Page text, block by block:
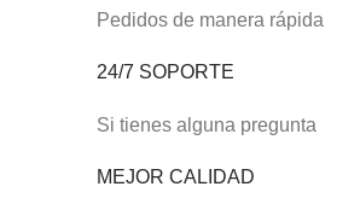
Pedidos de manera rápida
24/7 SOPORTE
Si tienes alguna pregunta
MEJOR CALIDAD